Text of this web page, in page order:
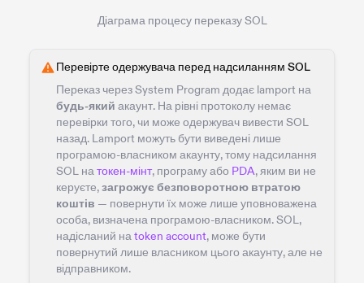
Діаграма процесу переказу SOL
Перевірте одержувача перед надсиланням SOL
Переказ через System Program додає lamport на
будь-який акаунт. На рівні протоколу немає
перевірки того, чи може одержувач вивести SOL
назад. Lamport можуть бути виведені лише
програмою-власником акаунту, тому надсилання
SOL натокен-мінт, програму або PDA, яким ви не
керуєте,загрожує безповоротною втратою
коштів — повернути їх може лише уповноважена
особа, визначена програмою-власником. SOL,
надісланий наtoken account, може бути
повернутий лише власником цього акаунту, але не
відправником.